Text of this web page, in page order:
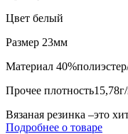
Цвет белый
Размер 23мм
Материал
Прочее
Вязаная резинка –это
Подробнее о товаре